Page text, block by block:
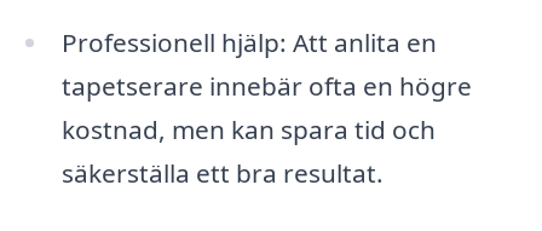
Professionell hjälp: Att anlita en
tapetserare innebär ofta en högre
kostnad, men kan spara tid och
säkerställa ett bra resultat.